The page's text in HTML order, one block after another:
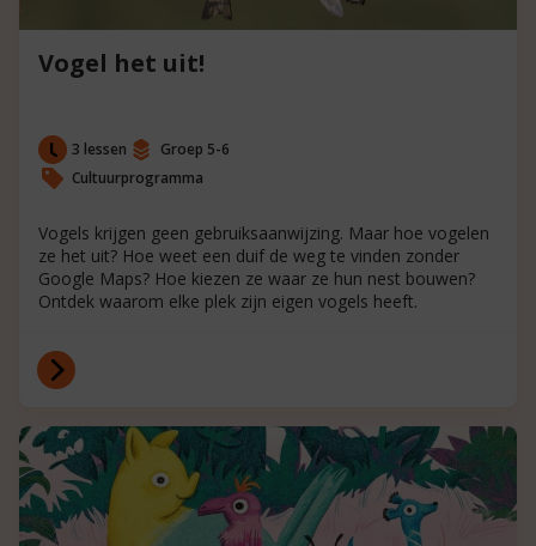
Vogel het uit!
3 lessen
Groep 5-6
Cultuurprogramma
Vogels krijgen geen gebruiksaanwijzing. Maar hoe vogelen
ze het uit? Hoe weet een duif de weg te vinden zonder
Google Maps? Hoe kiezen ze waar ze hun nest bouwen?
Ontdek waarom elke plek zijn eigen vogels heeft.